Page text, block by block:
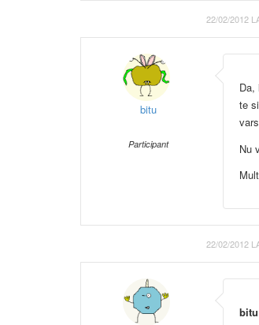
22/02/2012
bitu
Participant
Da,
te
Nu
22/02/2012